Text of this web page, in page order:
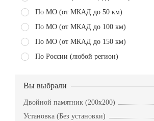
По МО (от МКАД до 50 км)
По МО (от МКАД до 100 км)
По МО (от МКАД до 150 км)
По России (любой регион)
Вы выбрали
Двойной памятник (200х200)
Установка (Без установки)